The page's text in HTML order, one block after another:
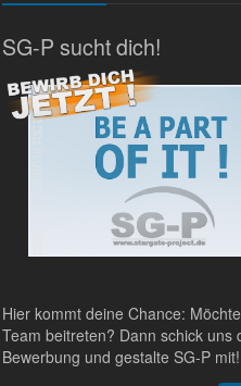
SG-P sucht dich!
Hier kommt deine Chance:
Team beitreten? Dann schick uns
Bewerbung und gestalte SG-P mit!